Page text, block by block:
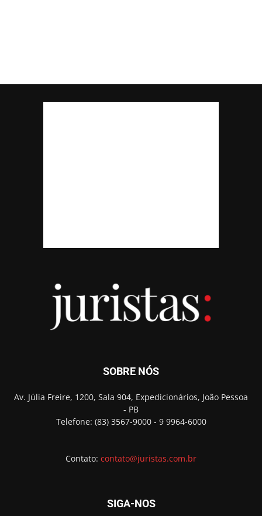
SOBRE NÓS
Av. Júlia Freire, 1200, Sala 904, Expedicionários, João Pessoa
- PB
Telefone: (83) 3567-9000 - 9 9964-6000
Contato: contato@juristas.com.br
SIGA-NOS